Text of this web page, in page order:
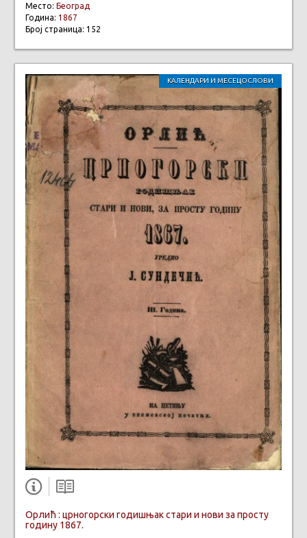
Место: Београд
Година: 1867
Број страница: 152
КАЛЕНДАРИ И МЕСЕЦОСЛОВИ
Орлић : црногорски годишњак стари и нови за просту
годину 1867.